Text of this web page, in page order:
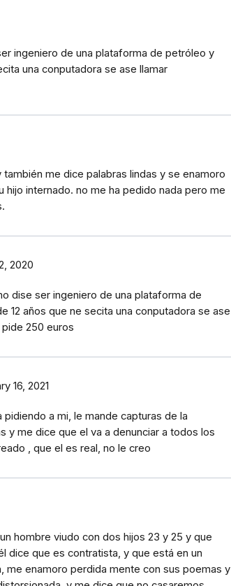
ingeniero de una plataforma de petróleo y
una conputadora se ase llamar
me dice palabras lindas y se enamoro
hijo internado. no me ha pedido nada pero me
2020
dise ser ingeniero de una plataforma de
12 años que ne secita una conputadora se ase
250 euros
16, 2021
a mi, le mande capturas de la
y me dice que el va a denunciar a todos los
, que el es real, no le creo
hombre viudo con dos hijos 23 y 25 y que
dice que es contratista, y que está en un
me enamoro perdida mente con sus poemas y